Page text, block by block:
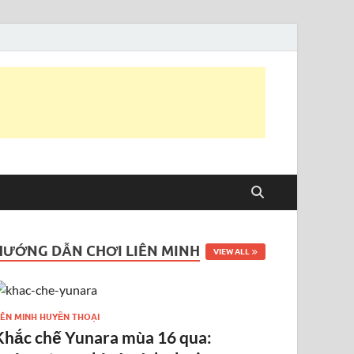
DẪN CHƠI LIÊN MINH VIEW ALL
MINH HUYỀN THOẠI
chế Yunara mùa 16 qua: